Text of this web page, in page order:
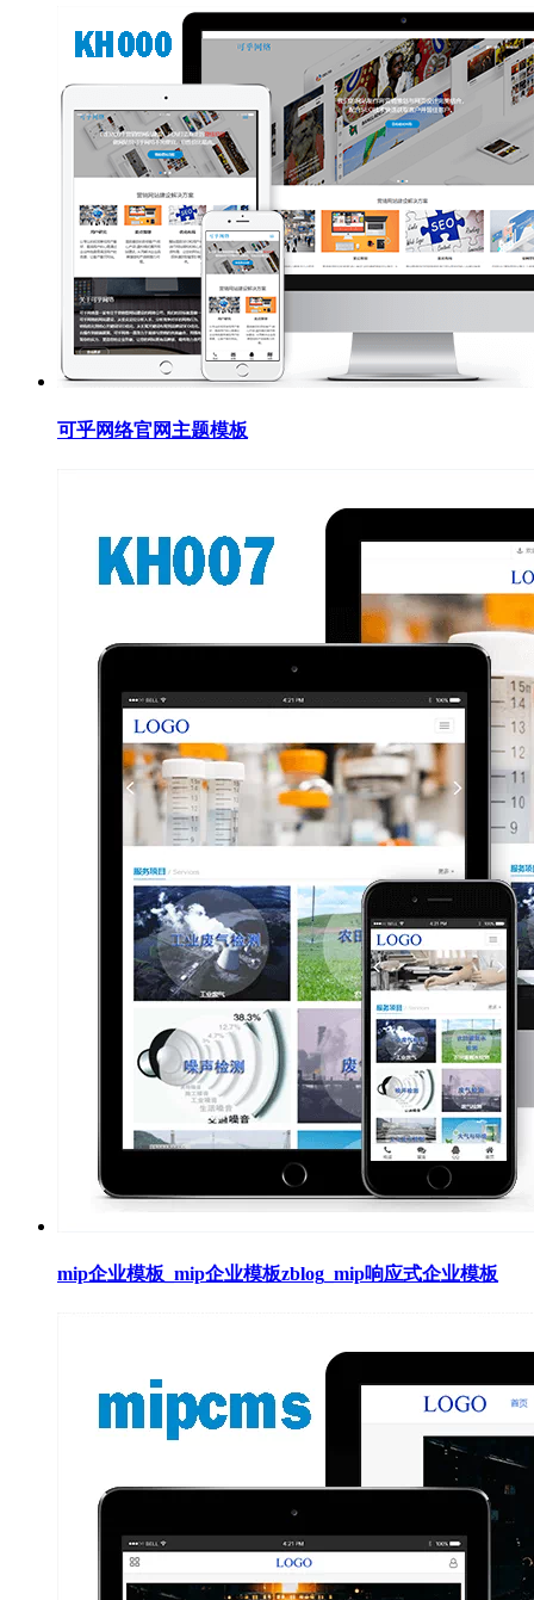
可乎网络官网主题模板
mip企业模板_mip企业模板zblog_mip响应式企业模板